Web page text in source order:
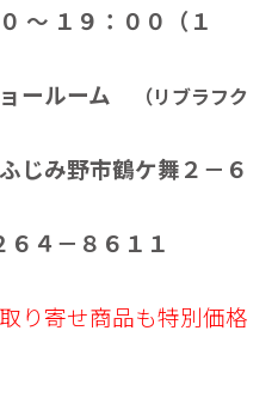
１９：００（１
ルーム
（リブラフク
野市鶴ケ舞２－６
－８６１１
寄せ商品も特別価格